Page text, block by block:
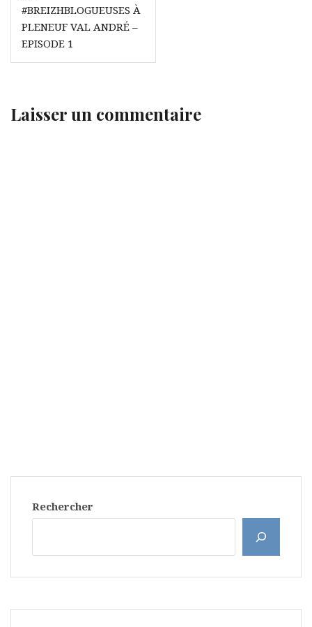
de
l’article
#BREIZHBLOGUEUSES À
PLENEUF VAL ANDRÉ –
EPISODE 1
Laisser un commentaire
Rechercher